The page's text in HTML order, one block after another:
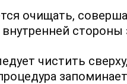
очищать,
стороны
чистить